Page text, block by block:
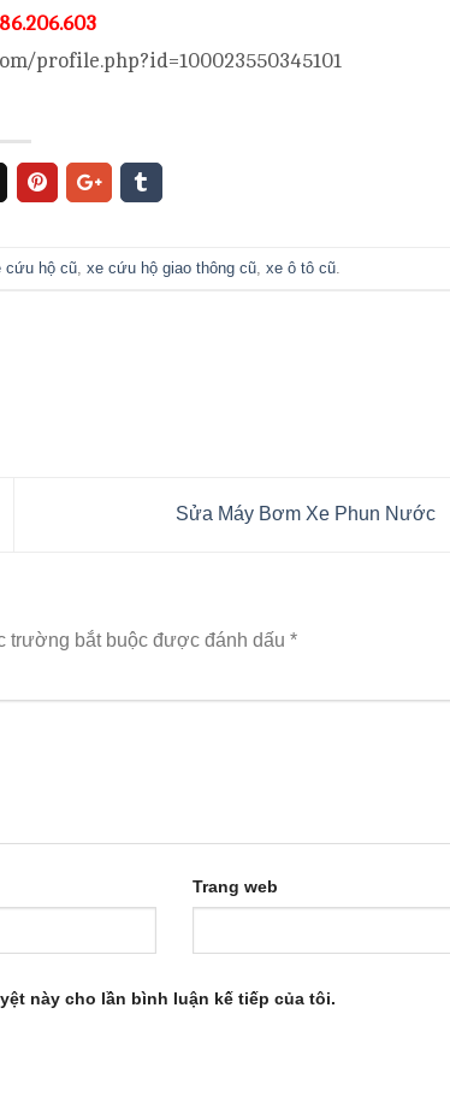
profile.php?id=100023550345101
cứu hộ cũ ,xe cứu hộ giao thông cũ ,xe ô tô cũ
Sửa Máy Bơm Xe Phun Nước
trường bắt buộc được đánh dấu *
Trang web
này cho lần bình luận kế tiếp của tôi.